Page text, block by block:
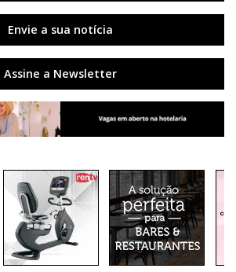
Envie a sua notícia
Assine a Newsletter